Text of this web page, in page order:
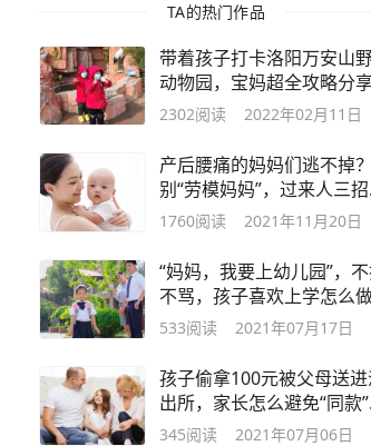
TA的热门作品
带着孩子打卡洛阳万安山
动物园，宝妈超全攻略分
太好玩了
2302阅读 2022年02月11日
产后腰痛的妈妈们逃不掉
别“劳模妈妈”，过来人三招
起来
1760阅读 2021年11月20日
“妈妈，我要上幼儿园”，
不骂，孩子喜欢上学怎么
的？
533阅读 2021年07月17日
孩子偷拿100元被父母送进
出所，家长怎么避免“同款”
子？
345阅读 2021年07月06日